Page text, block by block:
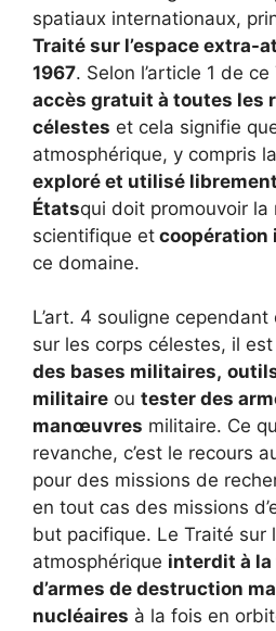
spatiaux internationaux,
Traité sur l’espace extra-
1967. Selon l’article 1 de
accès gratuit à toutes les
célestes et cela signifie
atmosphérique, y compris
exploré et utilisé
Étatsqui doit promouvoir la
scientifique et coopération
ce domaine.
L’art. 4 souligne
sur les corps célestes, il est
des bases militaires,
militaire ou tester des
manœuvres militaire. Ce
revanche, c’est le recours
pour des missions de
en tout cas des missions
but pacifique. Le Traité sur
atmosphérique interdit à la
d’armes de destruction
nucléaires à la fois en